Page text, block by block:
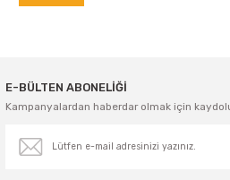
E-BÜLTEN ABONELİĞİ
Kampanyalardan haberdar olmak için